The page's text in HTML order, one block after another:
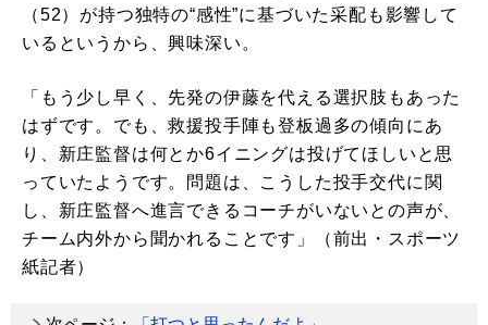
（52）が持つ独特の“感性”に基づいた采配も影響して
いるというから、興味深い。
「もう少し早く、先発の伊藤を代える選択肢もあった
はずです。でも、救援投手陣も登板過多の傾向にあ
り、新庄監督は何とか6イニングは投げてほしいと思
っていたようです。問題は、こうした投手交代に関
し、新庄監督へ進言できるコーチがいないとの声が、
チーム内外から聞かれることです」（前出・スポーツ
紙記者）